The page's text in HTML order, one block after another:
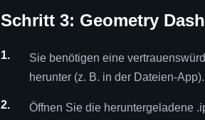
Schritt 3: Geometry
Sie benötigen eine
herunter (z. B. in der Dateien-App).
Öffnen Sie die heruntergeladene